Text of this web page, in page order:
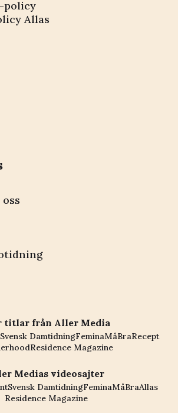
policy
Allas
titlar från Aller Media
Svensk DamtidningFeminaMåBraRecept
Residence Magazine
Medias videosajter
Svensk DamtidningFeminaMåBraAllas
Residence Magazine